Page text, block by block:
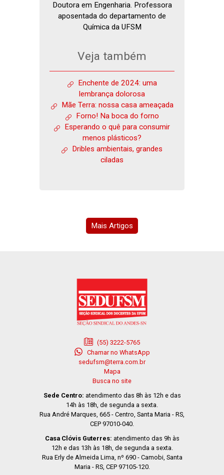
Doutora em Engenharia. Professora
aposentada do departamento de
Química da UFSM
Veja também
Enchente de 2024: uma
lembrança dolorosa
Mãe Terra: nossa casa ameaçada
Forno! Na boca do forno
Esperando o quê para consumir
menos plásticos?
Dribles ambientais, grandes
ciladas
Mais Artigos
(55) 3222-5765
Chamar no WhatsApp
sedufsm@terra.com.br
Mapa
Busca no site
Sede Centro: atendimento das 8h às 12h e das
14h às 18h, de segunda a sexta.
Rua André Marques, 665 - Centro, Santa Maria - RS,
CEP 97010-040.
Casa Clóvis Guterres: atendimento das 9h às
12h e das 13h às 18h, de segunda a sexta.
Rua Erly de Almeida Lima, nº 690 - Camobi, Santa
Maria - RS, CEP 97105-120.